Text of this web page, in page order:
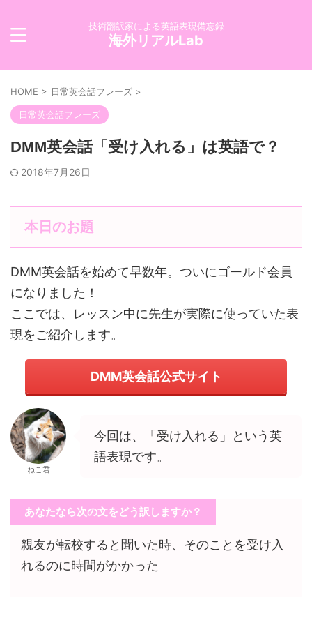
技術翻訳家による英語表現備忘録
海外リアルLab
HOME > 日常英会話フレーズ >
日常英会話フレーズ
DMM英会話「受け入れる」は英語で？
2018年7月26日
本日のお題
DMM英会話を始めて早数年。ついにゴールド会員
になりました！
ここでは、レッスン中に先生が実際に使っていた表
現をご紹介します。
DMM英会話公式サイト
ねこ君
今回は、「受け入れる」という英
語表現です。
あなたなら次の文をどう訳しますか？
親友が転校すると聞いた時、そのことを受け入
れるのに時間がかかった